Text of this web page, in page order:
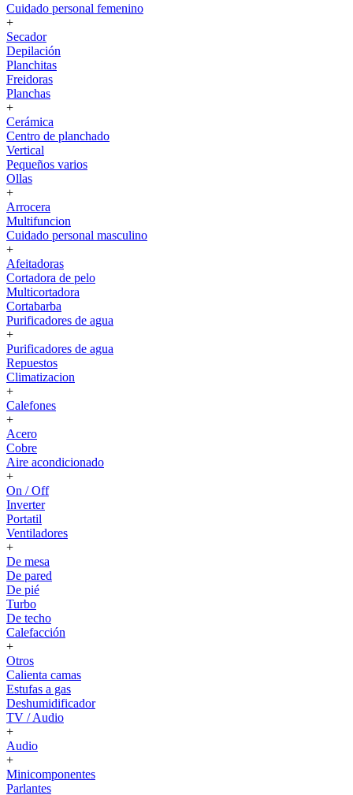
Cuidado personal femenino
+
Secador
Depilación
Planchitas
Freidoras
Planchas
+
Cerámica
Centro de planchado
Vertical
Pequeños varios
Ollas
+
Arrocera
Multifuncion
Cuidado personal masculino
+
Afeitadoras
Cortadora de pelo
Multicortadora
Cortabarba
Purificadores de agua
+
Purificadores de agua
Repuestos
Climatizacion
+
Calefones
+
Acero
Cobre
Aire acondicionado
+
On / Off
Inverter
Portatil
Ventiladores
+
De mesa
De pared
De pié
Turbo
De techo
Calefacción
+
Otros
Calienta camas
Estufas a gas
Deshumidificador
TV / Audio
+
Audio
+
Minicomponentes
Parlantes